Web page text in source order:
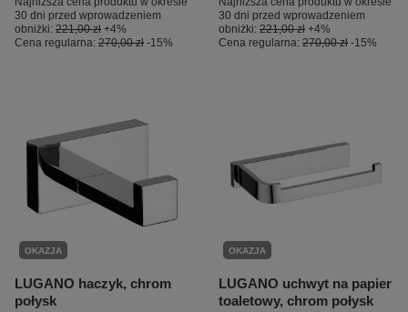
30 dni przed wprowadzeniem
obniżki: 221,00 zł +4%
Cena regularna: 270,00 zł -15%
30 dni przed wprowadzeniem
obniżki: 221,00 zł +4%
Cena regularna: 270,00 zł -15%
OKAZJA
LUGANO haczyk, chrom
połysk
OKAZJA
LUGANO uchwyt na papier
toaletowy, chrom połysk